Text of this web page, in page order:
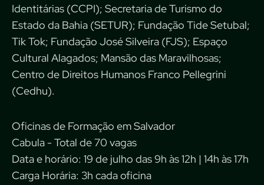
Identitárias (CCPI); Secretaria de Turismo do
Estado da Bahia (SETUR); Fundação Tide Setubal;
Tik Tok; Fundação José Silveira (FJS); Espaço
Cultural Alagados; Mansão das Maravilhosas;
Centro de Direitos Humanos Franco Pellegrini
(Cedhu).
Oficinas de Formação em Salvador
Cabula - Total de 70 vagas
Data e horário: 19 de julho das 9h às 12h | 14h às 17h
Carga Horária: 3h cada oficina